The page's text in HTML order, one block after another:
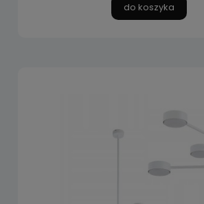
do koszyka